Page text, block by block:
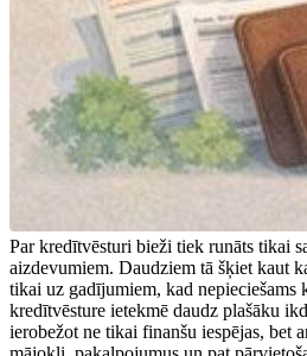
Par kredītvēsturi bieži tiek runāts tikai
aizdevumiem. Daudziem tā šķiet kaut
tikai uz gadījumiem, kad nepieciešams
kredītvēsture ietekmē daudz plašāku
ierobežot ne tikai finanšu iespējas, bet